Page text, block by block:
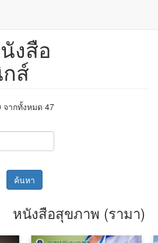
งสือ
ส์
จากทั้งหมด 47
ค้นหา
หนังสือสุขภาพ (รามา)